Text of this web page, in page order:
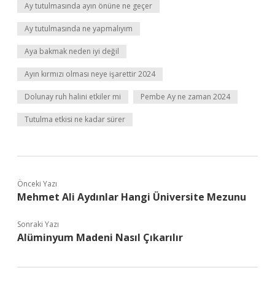
Ay tutulmasında ayın önüne ne geçer
Ay tutulmasında ne yapmalıyım
Aya bakmak neden iyi değil
Ayın kırmızı olması neye işarettir 2024
Dolunay ruh halini etkiler mi Pembe Ay ne zaman 2024
Tutulma etkisi ne kadar sürer
Önceki Yazı
Mehmet Ali Aydınlar Hangi Üniversite Mezunu
Sonraki Yazı
Alüminyum Madeni Nasıl Çıkarılır